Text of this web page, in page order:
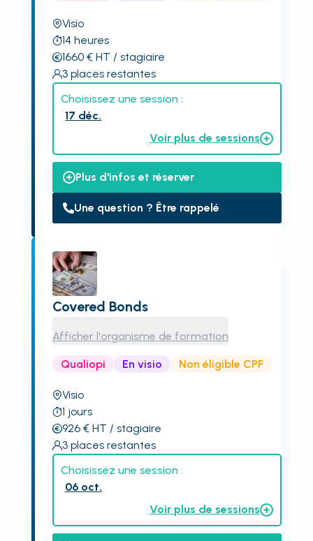
Visio
14 heures
1660€ HT / stagiaire
3 places restantes
Choisissez une session :
17 déc.
Voir plus de sessions
Plus d'infos et réserver
Une question ? Être rappelé
Covered Bonds
Afficher l'organisme de formation
Qualiopi En visio Non éligible CPF
Visio
1 jours
926€ HT / stagiaire
3 places restantes
Choisissez une session :
06 oct.
Voir plus de sessions